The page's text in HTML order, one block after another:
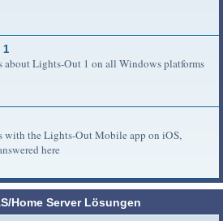
1
about Lights-Out 1 on all Windows platforms
with the Lights-Out Mobile app on iOS,
here
Home Server Lösungen